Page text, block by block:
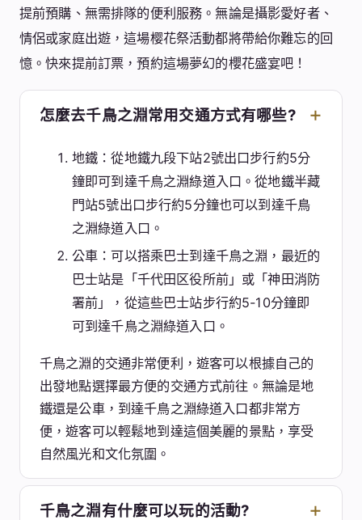
提前預購、無需排隊的便利服務。無論是攝影愛好者、
情侶或家庭出遊，這場樱花祭活動都將帶給你難忘的回
憶。快來提前訂票，預約這場夢幻的櫻花盛宴吧！
怎麼去千鳥之淵常用交通方式有哪些?
地鐵：從地鐵九段下站2號出口步行約5分
鐘即可到達千鳥之淵綠道入口。從地鐵半藏
門站5號出口步行約5分鐘也可以到達千鳥
之淵綠道入口。
公車：可以搭乘巴士到達千鳥之淵，最近的
巴士站是「千代田区役所前」或「神田消防
署前」，從這些巴士站步行約5-10分鐘即
可到達千鳥之淵綠道入口。
千鳥之淵的交通非常便利，遊客可以根據自己的
出發地點選擇最方便的交通方式前往。無論是地
鐵還是公車，到達千鳥之淵綠道入口都非常方
便，遊客可以輕鬆地到達這個美麗的景點，享受
自然風光和文化氛圍。
千鳥之淵有什麼可以玩的活動?